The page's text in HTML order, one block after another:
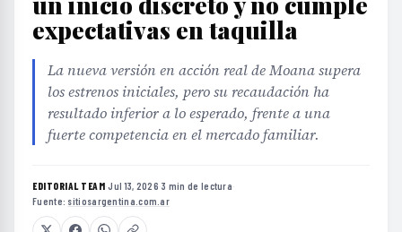
expectativas en taquilla
La nueva versión en acción real de Moana supera
los estrenos iniciales, pero su recaudación ha
resultado inferior a lo esperado, frente a una
fuerte competencia en el mercado familiar.
EDITORIAL TEAM·Jul 13, 2026·3 min de lectura·
Fuente: sitiosargentina.com.ar